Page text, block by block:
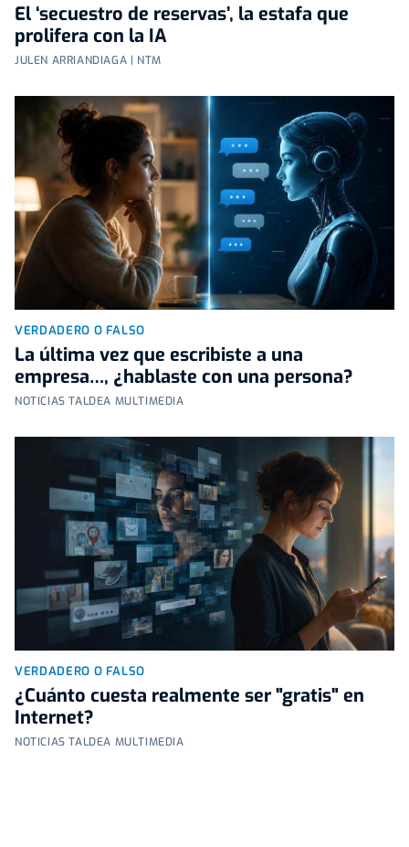
El ‘secuestro de reservas’, la estafa que
prolifera con la IA
JULEN ARRIANDIAGA | NTM
VERDADERO O FALSO
La última vez que escribiste a una
empresa…, ¿hablaste con una persona?
NOTICIAS TALDEA MULTIMEDIA
VERDADERO O FALSO
¿Cuánto cuesta realmente ser "gratis" en
Internet?
NOTICIAS TALDEA MULTIMEDIA